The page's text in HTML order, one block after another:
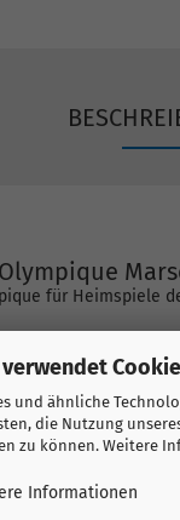
und ähnliche
die Nutzung
zu können. Weitere
Informationen
für Heimspiele
aus. Gib im
eigener
können
die Möglichkeit,